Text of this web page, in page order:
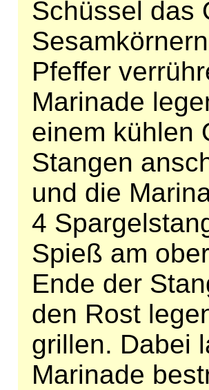
Schüssel das
Pfeffer
Marinade
einem kühlen
Stangen
und die
4
Spieß am
Ende der
den Rost
grillen. Dabei
Marinade